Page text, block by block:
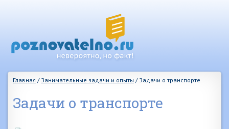
Главная / Занимательные задачи и опыты / Задачи о транспорте
Задачи о транспорте